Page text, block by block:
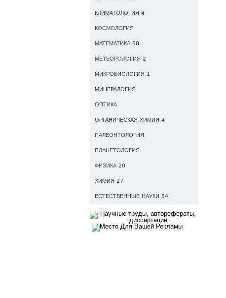
КЛИМАТОЛОГИЯ 4
КОСМОЛОГИЯ
МАТЕМАТИКА 38
МЕТЕОРОЛОГИЯ 2
МИКРОБИОЛОГИЯ 1
МИНЕРАЛОГИЯ
ОПТИКА
ОРГАНИЧЕСКАЯ ХИМИЯ 4
ПАЛЕОНТОЛОГИЯ
ПЛАНЕТОЛОГИЯ
ФИЗИКА 20
ХИМИЯ 27
ЕСТЕСТВЕННЫЕ НАУКИ 54